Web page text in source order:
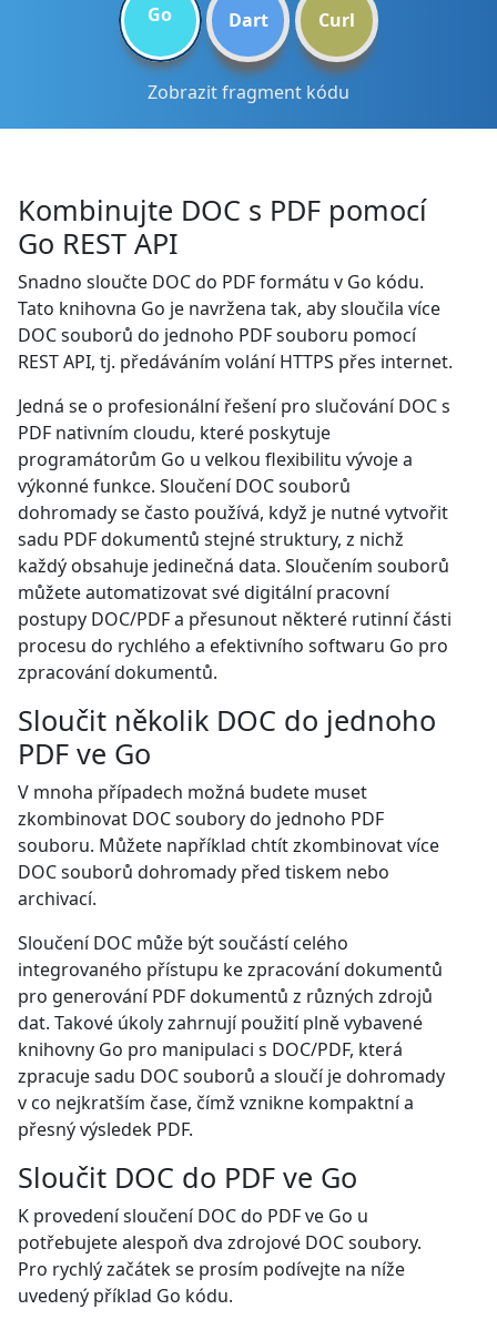
Go Dart Curl
Zobrazit fragment kódu
Kombinujte DOC s PDF pomocí
Go REST API
Snadno sloučte DOC do PDF formátu v Go kódu.
Tato knihovna Go je navržena tak, aby sloučila více
DOC souborů do jednoho PDF souboru pomocí
REST API, tj. předáváním volání HTTPS přes internet.
Jedná se o profesionální řešení pro slučování DOC s
PDF nativním cloudu, které poskytuje
programátorům Go u velkou flexibilitu vývoje a
výkonné funkce. Sloučení DOC souborů
dohromady se často používá, když je nutné vytvořit
sadu PDF dokumentů stejné struktury, z nichž
každý obsahuje jedinečná data. Sloučením souborů
můžete automatizovat své digitální pracovní
postupy DOC/PDF a přesunout některé rutinní části
procesu do rychlého a efektivního softwaru Go pro
zpracování dokumentů.
Sloučit několik DOC do jednoho
PDF ve Go
V mnoha případech možná budete muset
zkombinovat DOC soubory do jednoho PDF
souboru. Můžete například chtít zkombinovat více
DOC souborů dohromady před tiskem nebo
archivací.
Sloučení DOC může být součástí celého
integrovaného přístupu ke zpracování dokumentů
pro generování PDF dokumentů z různých zdrojů
dat. Takové úkoly zahrnují použití plně vybavené
knihovny Go pro manipulaci s DOC/PDF, která
zpracuje sadu DOC souborů a sloučí je dohromady
v co nejkratším čase, čímž vznikne kompaktní a
přesný výsledek PDF.
Sloučit DOC do PDF ve Go
K provedení sloučení DOC do PDF ve Go u
potřebujete alespoň dva zdrojové DOC soubory.
Pro rychlý začátek se prosím podívejte na níže
uvedený příklad Go kódu.